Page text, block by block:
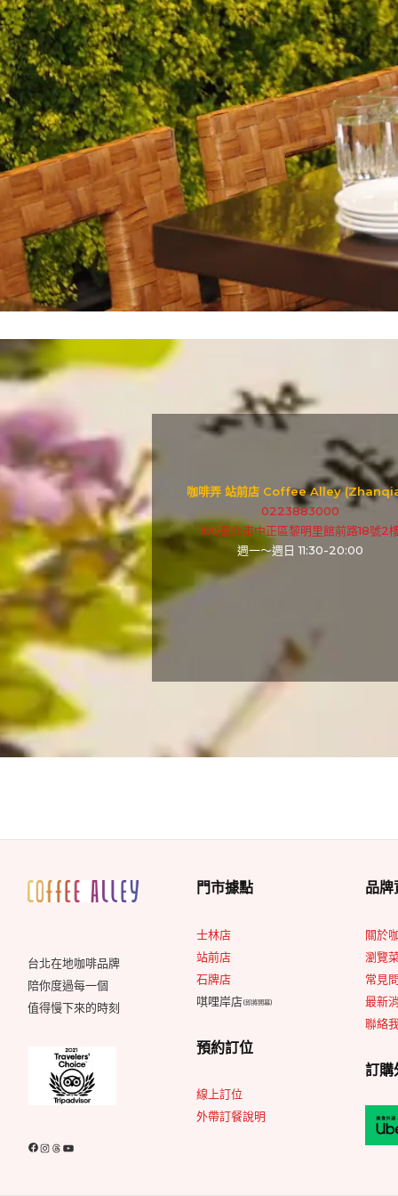
咖啡弄 站前店 Coffee Alley
0223883000
100臺北市中正區黎明里館前路18號2
週一～週日 11:30-20:00
台北在地咖啡品牌
陪你度過每一個
值得慢下來的時刻
Facebook InstagramThreads YouTube
門市據點
士林店
站前店
石牌店
唭哩岸店(即將開幕)
預約訂位
線上訂位
外帶訂餐說明
品牌
關於
瀏覽
常見
最新
聯絡
訂購